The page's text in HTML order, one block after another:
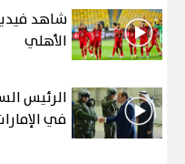
الأهلي
الرئيس
في